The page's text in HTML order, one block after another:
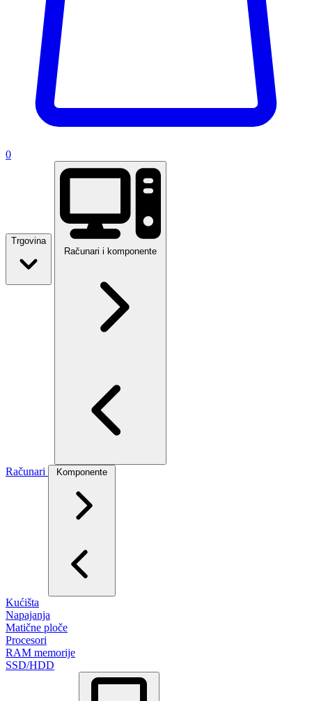
0
Trgovina
Računari i komponente
Računari Komponente
Kućišta
Napajanja
Matične ploče
Procesori
RAM memorije
SSD/HDD